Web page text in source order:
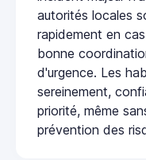
autorités locales
rapidement en
bonne
d'urgence. Les
sereinement,
priorité, même
prévention des